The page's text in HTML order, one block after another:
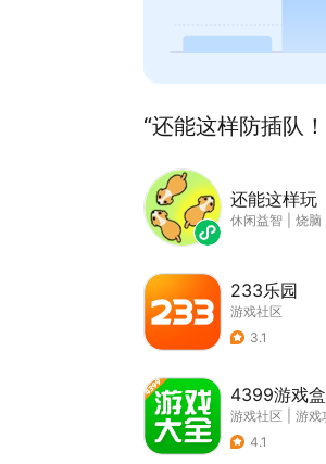
“还能这样防插队
还能这样玩
休闲益智 烧脑
233乐园
游戏社区
3.1
4399游戏盒
游戏社区
游戏
4.1